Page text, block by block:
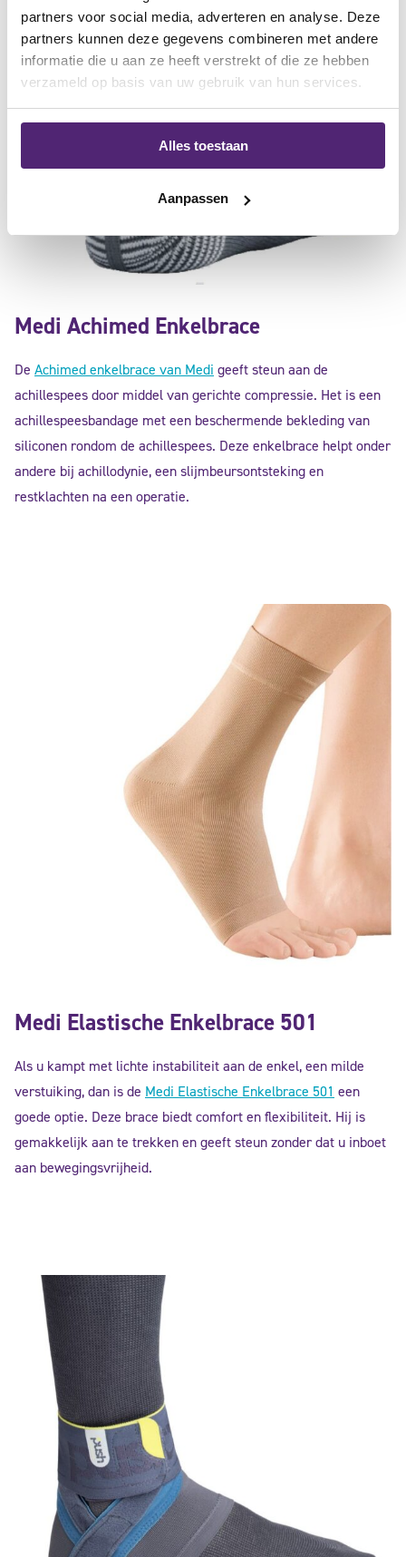
partners voor social media, adverteren en analyse. Deze
partners kunnen deze gegevens combineren met andere
informatie die u aan ze heeft verstrekt of die ze hebben
verzameld op basis van uw gebruik van hun services.
Alles toestaan
Aanpassen
Medi Achimed Enkelbrace
De Achimed enkelbrace van Medi geeft steun aan de
achillespees door middel van gerichte compressie. Het is een
achillespeesbandage met een beschermende bekleding van
siliconen rondom de achillespees. Deze enkelbrace helpt onder
andere bij achillodynie, een slijmbeursontsteking en
restklachten na een operatie.
Medi Elastische Enkelbrace 501
Als u kampt met lichte instabiliteit aan de enkel, een milde
verstuiking, dan is de Medi Elastische Enkelbrace 501 een
goede optie. Deze brace biedt comfort en flexibiliteit. Hij is
gemakkelijk aan te trekken en geeft steun zonder dat u inboet
aan bewegingsvrijheid.